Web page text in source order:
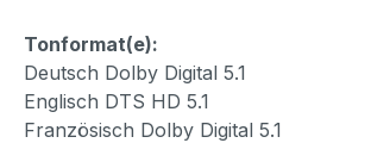
Tonformat(e):
Deutsch Dolby Digital 5.1
Englisch DTS HD 5.1
Französisch Dolby Digital 5.1